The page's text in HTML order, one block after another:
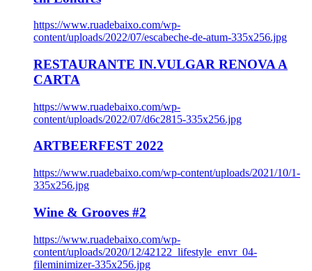
https://www.ruadebaixo.com/wp-
content/uploads/2022/07/escabeche-de-atum-335x256.jpg
RESTAURANTE IN.VULGAR RENOVA A
CARTA
https://www.ruadebaixo.com/wp-
content/uploads/2022/07/d6c2815-335x256.jpg
ARTBEERFEST 2022
https://www.ruadebaixo.com/wp-content/uploads/2021/10/1-
335x256.jpg
Wine & Grooves #2
https://www.ruadebaixo.com/wp-
content/uploads/2020/12/42122_lifestyle_envr_04-
fileminimizer-335x256.jpg